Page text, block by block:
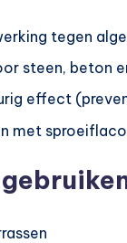
tegen
steen, beton
effect
met